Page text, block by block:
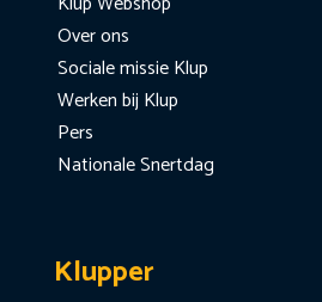
Over ons
Sociale missie Klup
Werken bij Klup
Pers
Nationale Snertdag
Klupper